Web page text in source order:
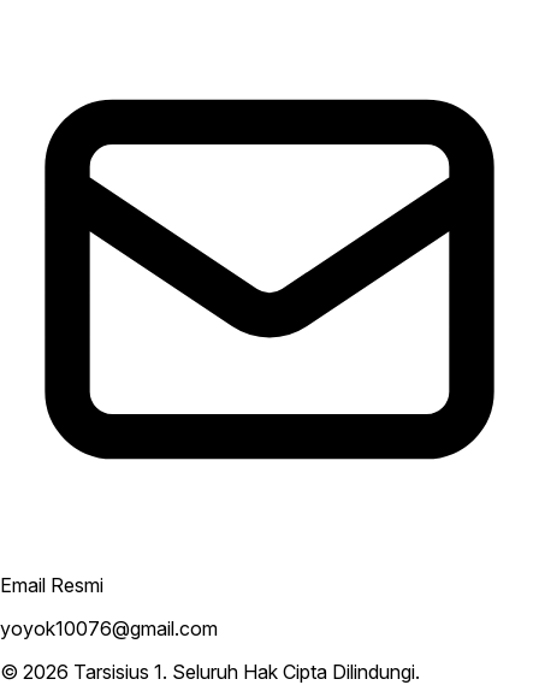
Email Resmi
yoyok10076@gmail.com
© 2026 Tarsisius 1. Seluruh Hak Cipta Dilindungi.